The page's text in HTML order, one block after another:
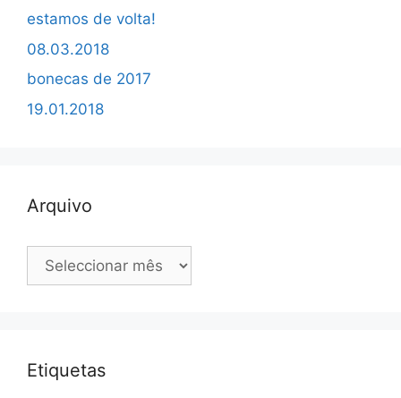
estamos de volta!
08.03.2018
bonecas de 2017
19.01.2018
Arquivo
Arquivo
Etiquetas